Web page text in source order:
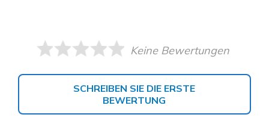
Keine Bewertungen
SCHREIBEN SIE DIE ERSTE
BEWERTUNG